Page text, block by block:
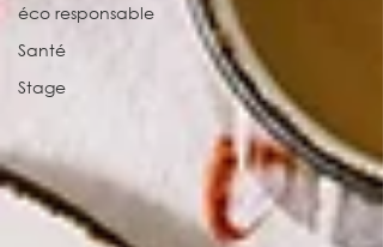
éco responsable
Santé
Stage